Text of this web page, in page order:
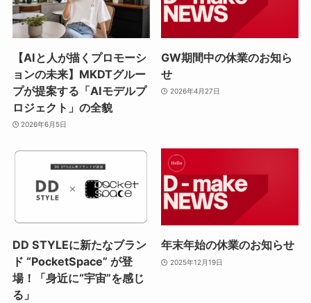
【AIと人が描くプロモーシ
ョンの未来】MKDTグルー
プが提案する「AIモデルプ
ロジェクト」の全貌
2026年6月5日
GW期間中の休業のお知ら
せ
2026年4月27日
DD STYLEに新たなブラン
ド “PocketSpace” が登
場！「身近に“宇宙”を感じ
る」
年末年始の休業のお知らせ
2025年12月19日